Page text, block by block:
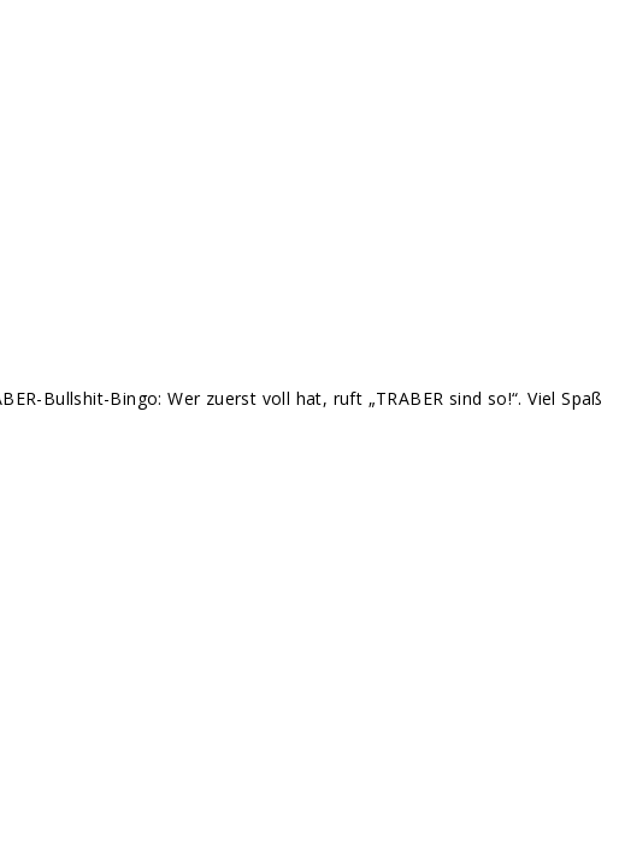
Bullshit-Bingo: Wer zuerst voll hat, ruft „TRABER sind so!“. Viel Spaß